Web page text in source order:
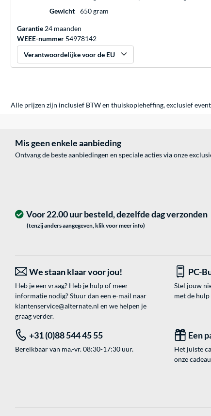
Gewicht
650 gram
Garantie 24 maanden
WEEE-nummer 54978142
Verantwoordelijke voor de EU
Alle prijzen zijn inclusief BTW en thuiskopieheffing, exclusief
Mis geen enkele aanbieding
Ontvang de beste aanbiedingen en speciale acties via onze
Voor 22.00 uur besteld, dezelfde dag verzonden
(tenzij anders aangegeven, klik voor meer info)
We staan klaar voor jou!
Heb je een vraag? Heb je hulp of meer
informatie nodig? Stuur dan een e-mail naar
klantenservice@alternate.nl en we helpen je
graag verder.
PC-
Stel jouw
met de
+31 (0)88 544 45 55
Bereikbaar van ma.-vr. 08:30-17:30 uur.
Een
Het juiste
onze